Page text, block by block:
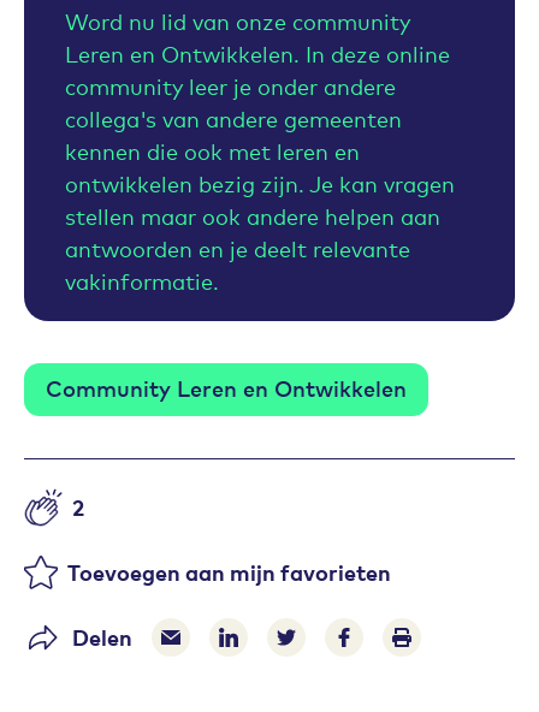
Word nu lid van onze community
Leren en Ontwikkelen. In deze online
community leer je onder andere
collega's van andere gemeenten
kennen die ook met leren en
ontwikkelen bezig zijn. Je kan vragen
stellen maar ook andere helpen aan
antwoorden en je deelt relevante
vakinformatie.
Community Leren en Ontwikkelen
Aantal likes
2
Toevoegen aan mijn favorieten
Delen Delen via e-mail
Delen via LinkedIn
Deel op Twitter
Deel op Facebook
Print pagina